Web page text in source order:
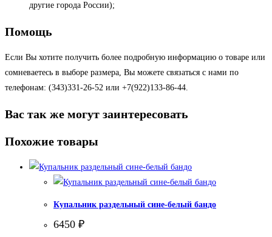
другие города России);
Помощь
Если Вы хотите получить более подробную информацию о товаре или
сомневаетесь в выборе размера, Вы можете связаться с нами по
телефонам: (343)331-26-52 или +7(922)133-86-44.
Вас так же могут заинтересовать
Похожие товары
Купальник раздельный сине-белый бандо
6450 ₽